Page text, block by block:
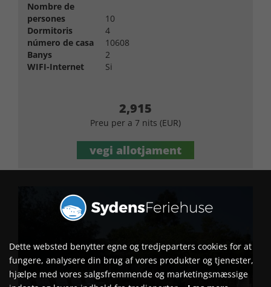
Nombre de
persones
10
Dormitoris
4
número de casa
10608
Banys
2
WIFI-Internet
Si
2,915
Preu per a 7 nits (EUR)
vegi allotjament
Dette websted benytter egne og tredjeparters cookies for at
fungere, analysere din brug af vores produkter og tjenester,
hjælpe med vores salgsfremmende og marketingsmæssige